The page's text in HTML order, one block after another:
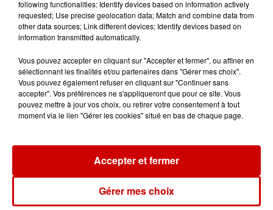
Podcasts Voir plus
Kelly Massol, figure
emblématique de
l'entrepreneuriat féminin
Aménager un school bus au
Canada et accueillir les bleus à
following functionalities: Identify devices based on information actively
requested; Use precise geolocation data; Match and combine data from
other data sources; Link different devices; Identify devices based on
information transmitted automatically.
Vous pouvez accepter en cliquant sur "Accepter et fermer", ou affiner en
sélectionnant les finalités et/ou partenaires dans "Gérer mes choix".
Vous pouvez également refuser en cliquant sur "Continuer sans
accepter". Vos préférences ne s'appliqueront que pour ce site. Vous
pouvez mettre à jour vos choix, ou retirer votre consentement à tout
moment via le lien "Gérer les cookies" situé en bas de chaque page.
Gérer mes choix
Accepter et fermer